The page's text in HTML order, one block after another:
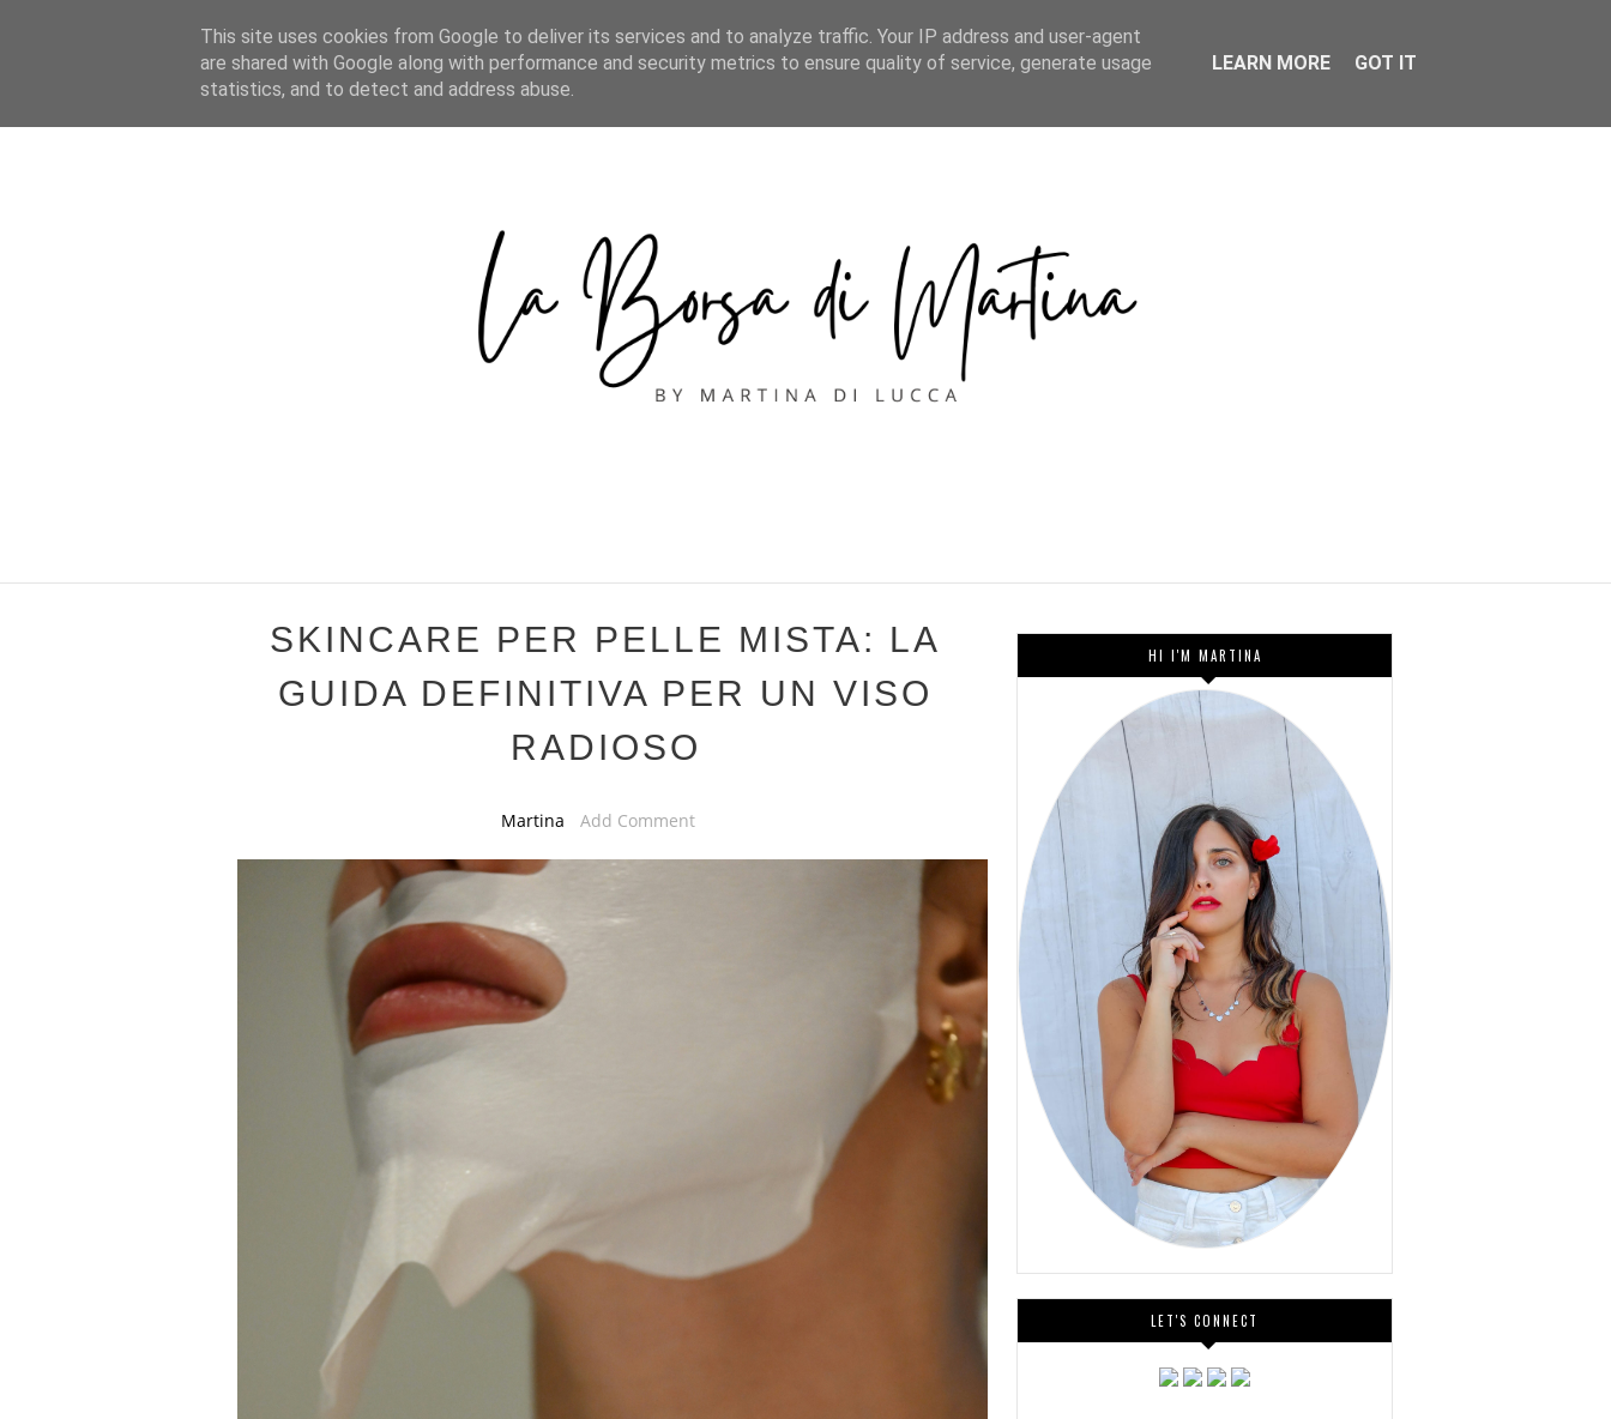
HOME CATEGORIES CONTACT
SKINCARE PER PELLE MISTA: LA
GUIDA DEFINITIVA PER UN VISO
RADIOSO
Martina Add Comment
HI I'M MARTINA
LET'S CONNECT
This site uses cookies from Google to deliver its services and to analyze traffic. Your IP address and user-agent
are shared with Google along with performance and security metrics to ensure quality of service, generate usage
statistics, and to detect and address abuse.
LEARN MORE GOT IT